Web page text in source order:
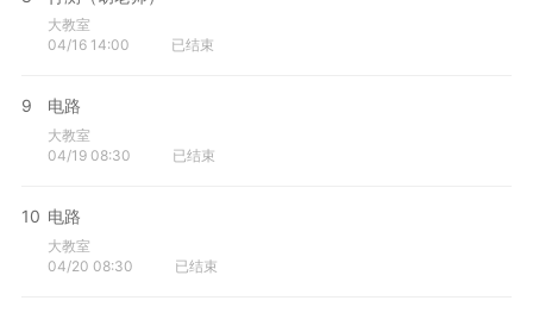
大教室
04/16 14:00
已结束
9 电路
大教室
04/19 08:30
已结束
10 电路
大教室
04/20 08:30
已结束